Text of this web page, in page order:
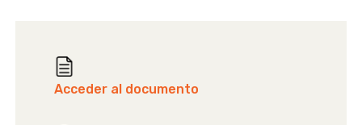
Acceder al documento